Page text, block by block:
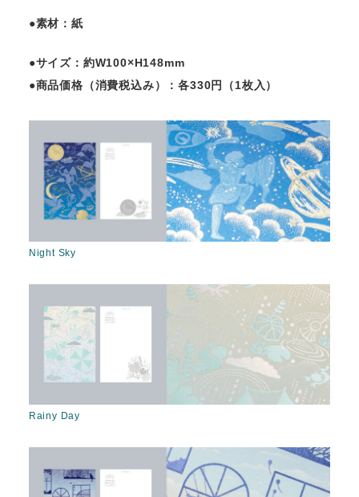
●素材：紙
●サイズ：約W100×H148mm
●商品価格（消費税込み）：各330円（1枚入）
Night Sky
Rainy Day